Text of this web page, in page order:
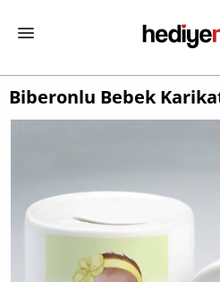
Biberonlu Bebek